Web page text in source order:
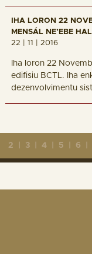
IHA LORON 22
MENSÁL NE’EBE
22 | 11 | 2016
Iha loron 22
edifisiu BCTL. Iha
dezenvolvimentu
2 3 4 5 6